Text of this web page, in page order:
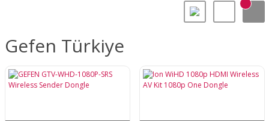
Gefen Türkiye